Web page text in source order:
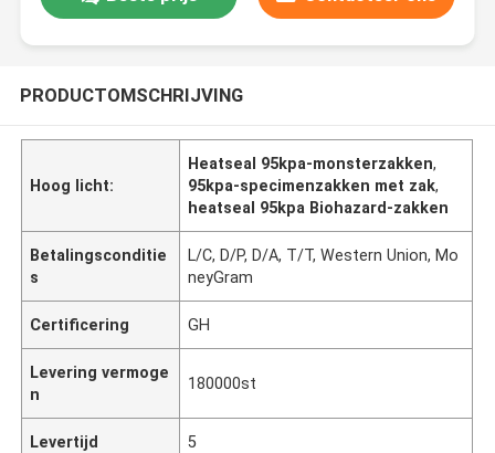
PRODUCTOMSCHRIJVING
Hoog licht:
Heatseal 95kpa-monsterzakken,
95kpa-specimenzakken met zak,
heatseal 95kpa Biohazard-zakken
Betalingsconditie
s
L/C, D/P, D/A, T/T, Western Union, Mo
neyGram
Certificering GH
Levering vermoge
n
180000st
Levertijd 5